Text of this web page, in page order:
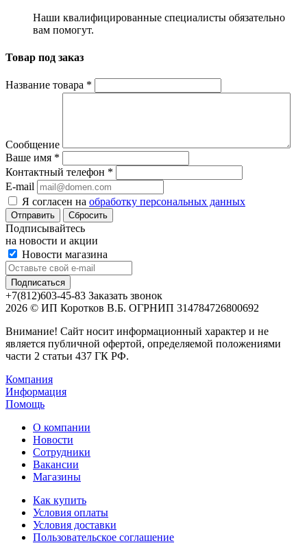
Наши квалифицированные специалисты обязательно
вам помогут.
Товар под заказ
Название товара *
Сообщение
Ваше имя *
Контактный телефон *
E-mail
Я согласен на обработку персональных данных
Сбросить
Подписывайтесь
на новости и акции
Новости магазина
+7(812)603-45-83 Заказать звонок
2026 © ИП Коротков В.Б. ОГРНИП 314784726800692
Внимание! Сайт носит информационный характер и не
является публичной офертой, определяемой положениями
части 2 статьи 437 ГК РФ.
Компания
Информация
Помощь
О компании
Новости
Сотрудники
Вакансии
Магазины
Как купить
Условия оплаты
Условия доставки
Пользовательское соглашение